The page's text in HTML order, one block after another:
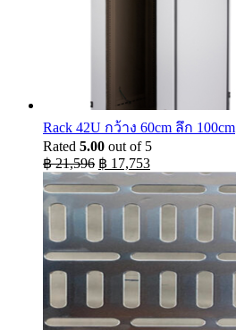
Rack 42U กว้าง 60cm ลึก 100cm
Rated 5.00 out of 5
฿21,596 Original
price
was:
฿ 21,596.
฿ 17,753Current
price
is:
฿ 17,753.